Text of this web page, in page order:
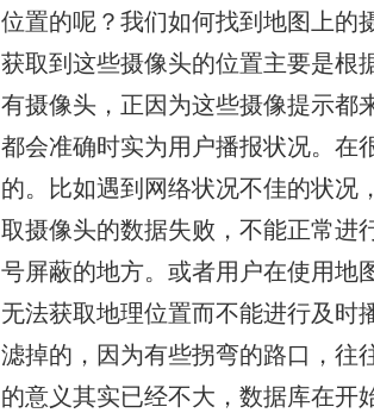
位置的呢？我们如何找到地图上的
获取到这些摄像头的位置主要是根
有摄像头，正因为这些摄像提示都
都会准确时实为用户播报状况。在
的。比如遇到网络状况不佳的状况
取摄像头的数据失败，不能正常进
号屏蔽的地方。或者用户在使用地
无法获取地理位置而不能进行及时
滤掉的，因为有些拐弯的路口，往
的意义其实已经不大，数据库在开